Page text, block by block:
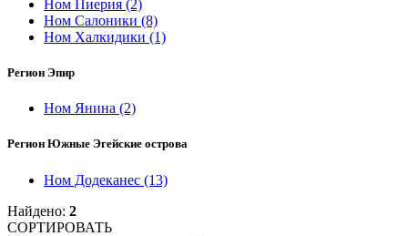
Ном Пиерия (2)
Ном Салоники (8)
Ном Халкидики (1)
Регион Эпир
Ном Янина (2)
Регион Южные Эгейские острова
Ном Додеканес (13)
Найдено: 2
СОРТИРОВАТЬ